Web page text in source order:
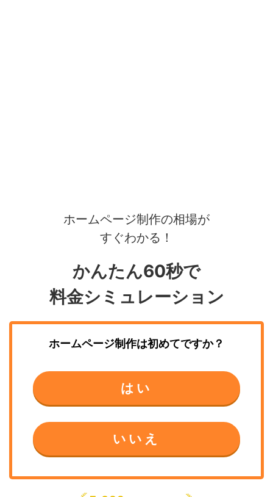
ホームページ制作の相場が
すぐわかる！
かんたん60秒で
料金シミュレーション
ホームページ制作は初めてですか？
はい
いいえ